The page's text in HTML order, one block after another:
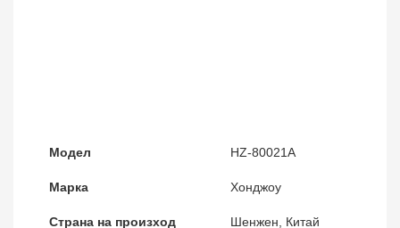
Модел HZ-80021A
Марка Хонджоу
Страна на произход Шенжен, Китай